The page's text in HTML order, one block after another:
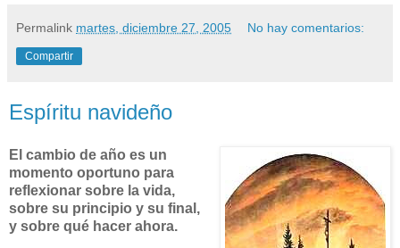
Permalink martes, diciembre 27, 2005 No hay comentarios:
Compartir
Espíritu navideño
El cambio de año es un
momento oportuno para
reflexionar sobre la vida,
sobre su principio y su final,
y sobre qué hacer ahora.